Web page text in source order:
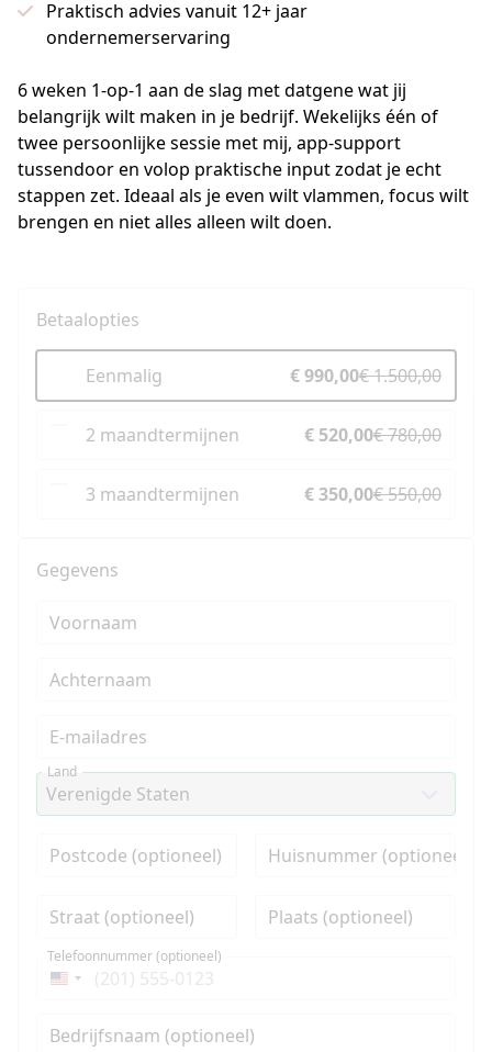
Praktisch advies vanuit 12+ jaar
ondernemerservaring
6 weken 1-op-1 aan de slag met datgene wat jij
belangrijk wilt maken in je bedrijf. Wekelijks één of
twee persoonlijke sessie met mij, app-support
tussendoor en volop praktische input zodat je echt
stappen zet. Ideaal als je even wilt vlammen, focus wilt
brengen en niet alles alleen wilt doen.
Betaalopties
Eenmalig € 990,00€ 1.500,00
2 maandtermijnen € 520,00€ 780,00
3 maandtermijnen € 350,00€ 550,00
Gegevens
Voornaam
Achternaam
E-mailadres
Land
Postcode (optioneel) Huisnummer (optioneel)
Straat (optioneel) Plaats (optioneel)
Verenigde
+1
Telefoonnummer (optioneel)
Bedrijfsnaam (optioneel)